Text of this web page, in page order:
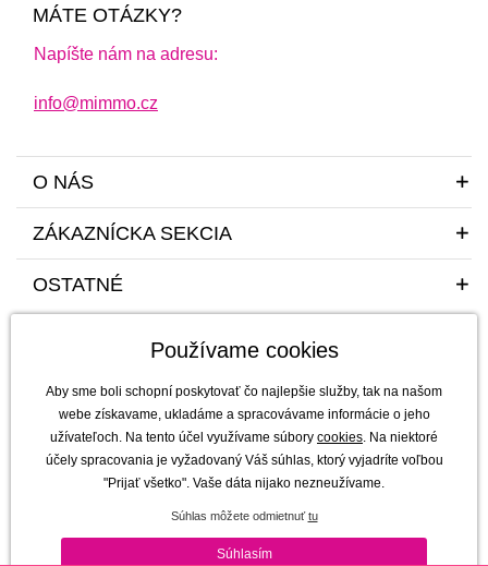
MÁTE OTÁZKY?
Napíšte nám na adresu:
info@mimmo.cz
O NÁS
ZÁKAZNÍCKA SEKCIA
OSTATNÉ
Sme tu pre vás a vaše deti s radosťou a mim(m)oriadnou starostlivosťou od
roku 2011
Designs, Melii a SKÅGFÄ pre ČR a Slovensko
Copyright © 2011-2026 mimmo s.r.o. |Všetky práva vyhradené | technicky
zaisťuje Simplia s.r.o.
Používame cookies
Aby sme boli schopní poskytovať čo najlepšie služby, tak na našom
webe získavame, ukladáme a spracovávame informácie o jeho
užívateľoch. Na tento účel využívame súbory cookies. Na niektoré
účely spracovania je vyžadovaný Váš súhlas, ktorý vyjadríte voľbou
"Prijať všetko". Vaše dáta nijako nezneužívame.
Súhlas môžete odmietnuťtu
Súhlasím